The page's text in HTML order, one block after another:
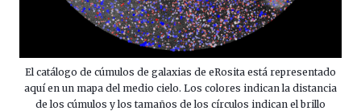
El catálogo de cúmulos de galaxias de eRosita está representado
aquí en un mapa del medio cielo. Los colores indican la distancia
de los cúmulos y los tamaños de los círculos indican el brillo